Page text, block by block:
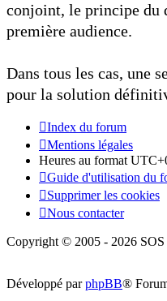
conjoint, le principe du
première audience.
Dans tous les cas, une
pour la solution
Index du forum
Mentions légales
Heures au format
Guide d'utilisation du
Supprimer les cookies
Nous contacter
Copyright © 2005 - 2026 SOS
Développé parphpBB®